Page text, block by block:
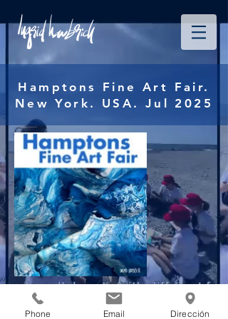
Hamptons Fine Art Fair.
New York. USA. Jul 2025
Phone Email Dirección